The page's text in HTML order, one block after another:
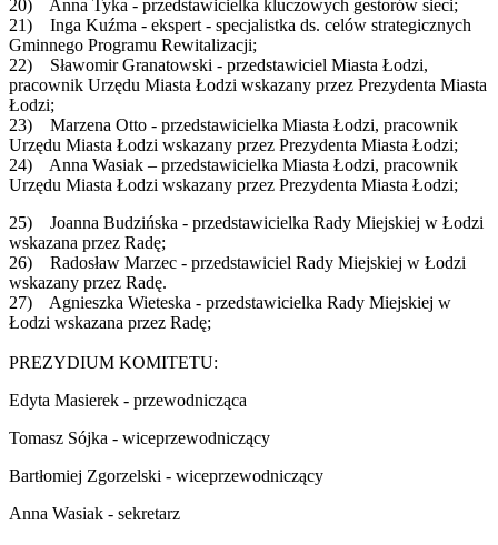
20) Anna Tyka - przedstawicielka kluczowych gestorów sieci;
21) Inga Kuźma - ekspert - specjalistka ds. celów strategicznych
Gminnego Programu Rewitalizacji;
22) Sławomir Granatowski - przedstawiciel Miasta Łodzi,
pracownik Urzędu Miasta Łodzi wskazany przez Prezydenta Miasta
Łodzi;
23) Marzena Otto - przedstawicielka Miasta Łodzi, pracownik
Urzędu Miasta Łodzi wskazany przez Prezydenta Miasta Łodzi;
24) Anna Wasiak – przedstawicielka Miasta Łodzi, pracownik
Urzędu Miasta Łodzi wskazany przez Prezydenta Miasta Łodzi;
25) Joanna Budzińska - przedstawicielka Rady Miejskiej w Łodzi
wskazana przez Radę;
26) Radosław Marzec - przedstawiciel Rady Miejskiej w Łodzi
wskazany przez Radę.
27) Agnieszka Wieteska - przedstawicielka Rady Miejskiej w
Łodzi wskazana przez Radę;
PREZYDIUM KOMITETU:
Edyta Masierek - przewodnicząca
Tomasz Sójka - wiceprzewodniczący
Bartłomiej Zgorzelski - wiceprzewodniczący
Anna Wasiak - sekretarz